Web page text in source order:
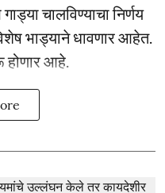
चालविण्याचा निर्णय
भाड्याने धावणार आहेत.
आहे.